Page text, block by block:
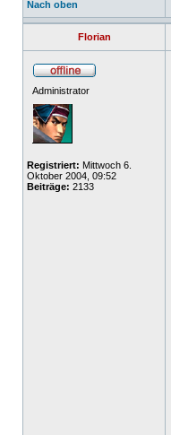
Nach oben
Florian
Administrator
Registriert: Mittwoch 6.
Oktober 2004, 09:52
Beiträge: 2133